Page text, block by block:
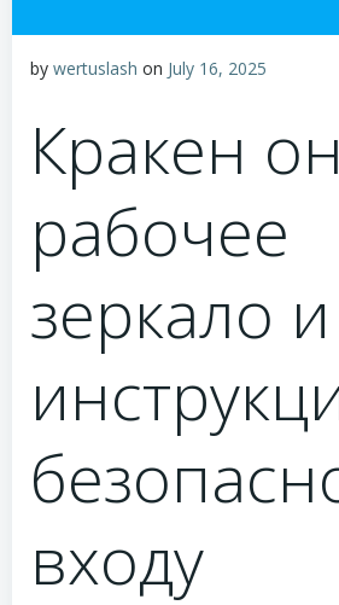
by wertuslash on July 16, 2025
Кракен
рабочее
зеркало и
входу